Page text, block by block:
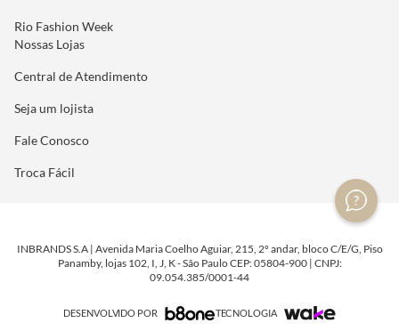
Rio Fashion Week
Nossas Lojas
Central de Atendimento
Seja um lojista
Fale Conosco
Troca Fácil
INBRANDS S.A | Avenida Maria Coelho Aguiar, 215, 2º andar, bloco C/E/G, Piso
Panamby, lojas 102, I, J, K - São Paulo CEP: 05804-900 | CNPJ:
09.054.385/0001-44
DESENVOLVIDO POR TECNOLOGIA